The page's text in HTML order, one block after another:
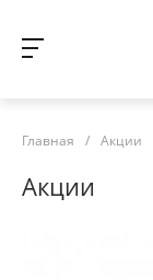
Главная / Акции
Акции